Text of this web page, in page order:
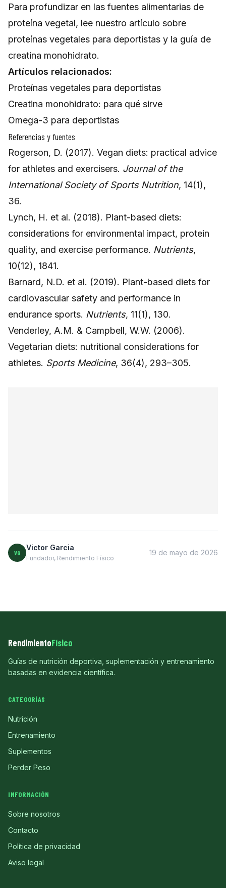
Para profundizar en las fuentes alimentarias de
proteína vegetal, lee nuestro artículo sobre
proteínas vegetales para deportistas y la guía de
creatina monohidrato.
Artículos relacionados:
Proteínas vegetales para deportistas
Creatina monohidrato: para qué sirve
Omega-3 para deportistas
Referencias y fuentes
Rogerson, D. (2017). Vegan diets: practical advice
for athletes and exercisers. Journal of the
International Society of Sports Nutrition, 14(1),
36.
Lynch, H. et al. (2018). Plant-based diets:
considerations for environmental impact, protein
quality, and exercise performance. Nutrients,
10(12), 1841.
Barnard, N.D. et al. (2019). Plant-based diets for
cardiovascular safety and performance in
endurance sports. Nutrients, 11(1), 130.
Venderley, A.M. & Campbell, W.W. (2006).
Vegetarian diets: nutritional considerations for
athletes. Sports Medicine, 36(4), 293–305.
VG
Victor Garcia
Fundador, Rendimiento Físico
19 de mayo de 2026
RendimientoFísico
Guías de nutrición deportiva, suplementación y entrenamiento
basadas en evidencia científica.
CATEGORÍAS
Nutrición
Entrenamiento
Suplementos
Perder Peso
INFORMACIÓN
Sobre nosotros
Contacto
Política de privacidad
Aviso legal